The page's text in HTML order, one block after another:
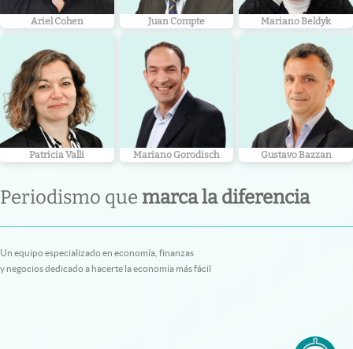
Ariel Cohen Juan Compte Mariano Beldyk
Patricia Valli Mariano Gorodisch Gustavo Bazzan
Periodismo que marca la diferencia
Un equipo especializado en economía, finanzas
y negocios dedicado a hacerte la economía más fácil